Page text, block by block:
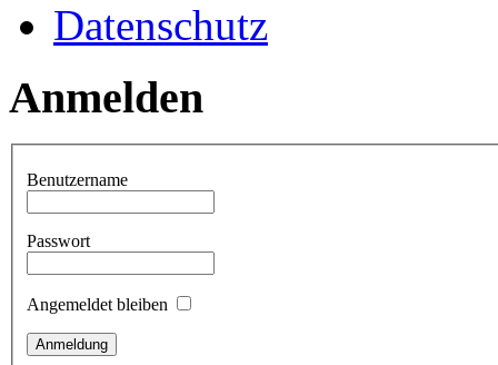
Datenschutz
Anmelden
Benutzername
Passwort
Angemeldet bleiben